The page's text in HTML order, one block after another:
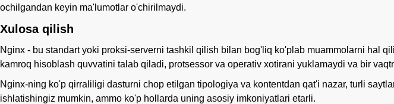
ochilgandan keyin ma'lumotlar o'chirilmaydi.
Xulosa qilish
Nginx - bu standart yoki proksi-serverni tashkil qilish bilan bog'liq ko'plab muammolarni hal
kamroq hisoblash quvvatini talab qiladi, protsessor va operativ xotirani yuklamaydi va bir
Nginx-ning ko'p qirraliligi dasturni chop etilgan tipologiya va kontentdan qat'i nazar, turli
ishlatishingiz mumkin, ammo ko'p hollarda uning asosiy imkoniyatlari etarli.